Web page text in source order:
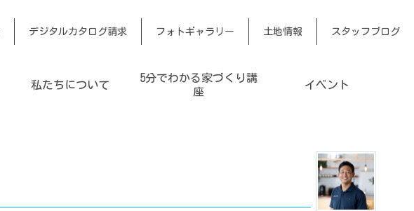
デジタルカタログ請求 フォトギャラリー 土地情報 スタッフブログ
私たちについて
5分でわかる家づくり講
座
イベント